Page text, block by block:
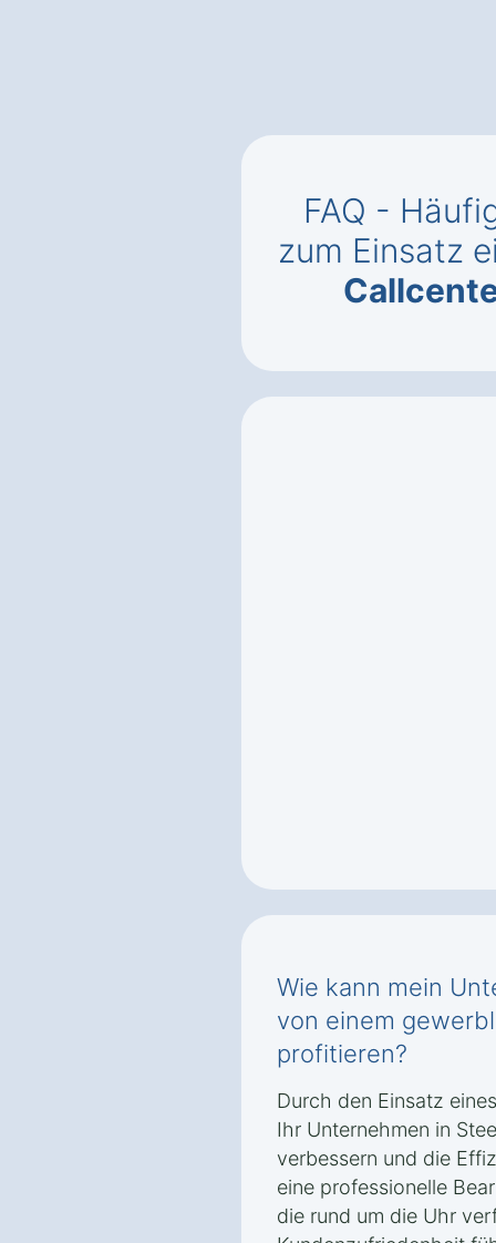
FAQ -
zum Einsatz
Wie kann mein
von einem
profitieren?
Durch den Einsatz
Ihr Unternehmen in
verbessern und die
eine professionelle
die rund um die Uhr